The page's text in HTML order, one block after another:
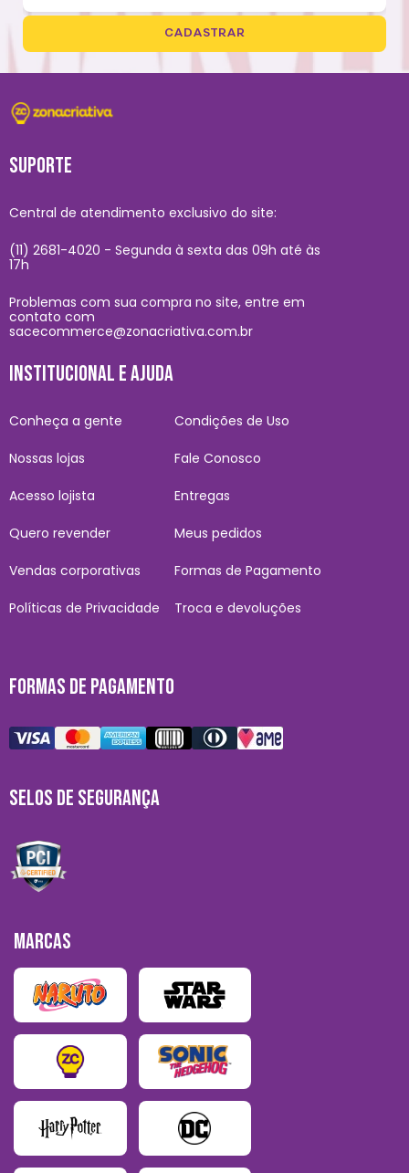
CADASTRAR
SUPORTE
Central de atendimento exclusivo do site:
(11) 2681-4020 - Segunda à sexta das 09h até às
17h
Problemas com sua compra no site, entre em
contato com
sacecommerce@zonacriativa.com.br
INSTITUCIONAL E AJUDA
Conheça a gente
Nossas lojas
Acesso lojista
Quero revender
Vendas corporativas
Políticas de Privacidade
Condições de Uso
Fale Conosco
Entregas
Meus pedidos
Formas de Pagamento
Troca e devoluções
FORMAS DE PAGAMENTO
SELOS DE SEGURANÇA
MARCAS